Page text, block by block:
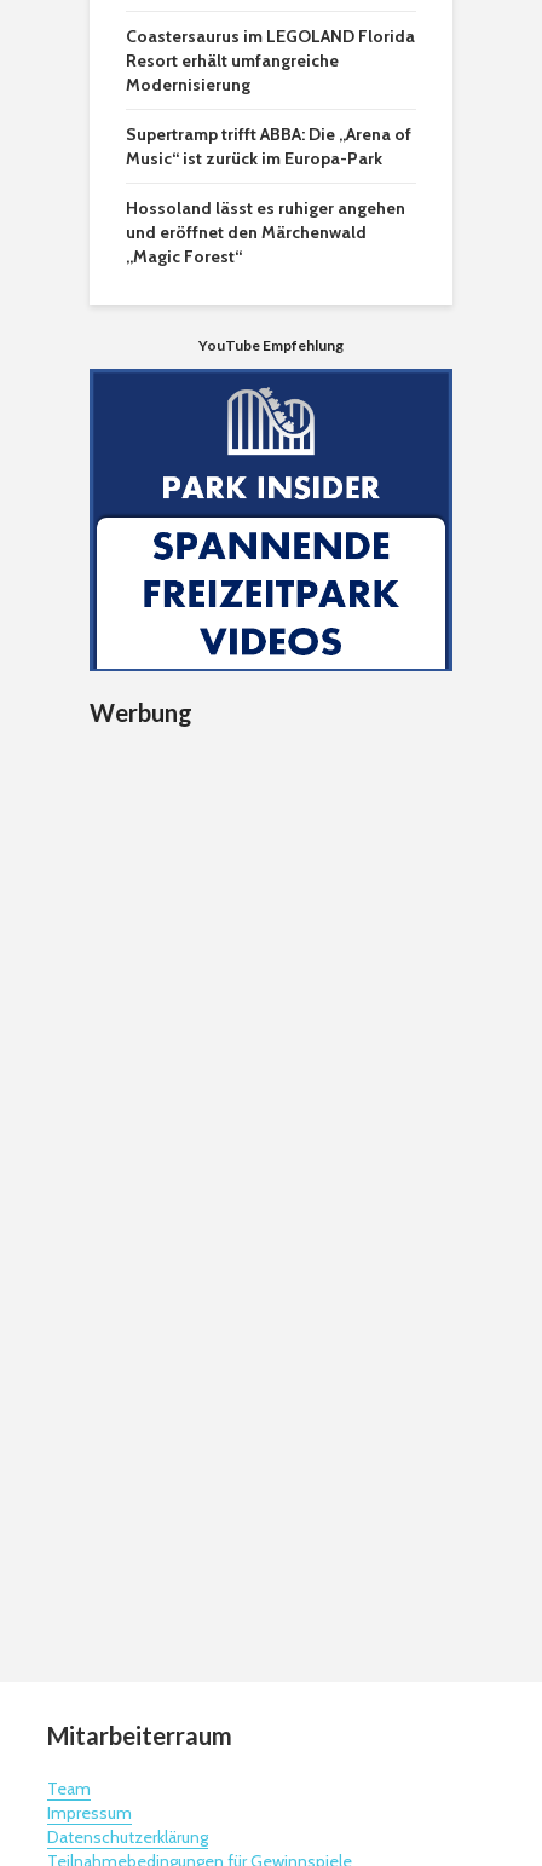
Coastersaurus im LEGOLAND Florida
Resort erhält umfangreiche
Modernisierung
Supertramp trifft ABBA: Die „Arena of
Music“ ist zurück im Europa-Park
Hossoland lässt es ruhiger angehen
und eröffnet den Märchenwald
„Magic Forest“
YouTube Empfehlung
Werbung
Mitarbeiterraum
Team
Impressum
Datenschutzerklärung